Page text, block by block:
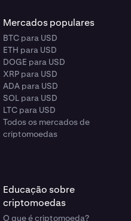
Mercados populares
BTC para USD
ETH para USD
DOGE para USD
XRP para USD
ADA para USD
SOL para USD
LTC para USD
Todos os mercados de
criptomoedas
Educação sobre
criptomoedas
O que é criptomoeda?